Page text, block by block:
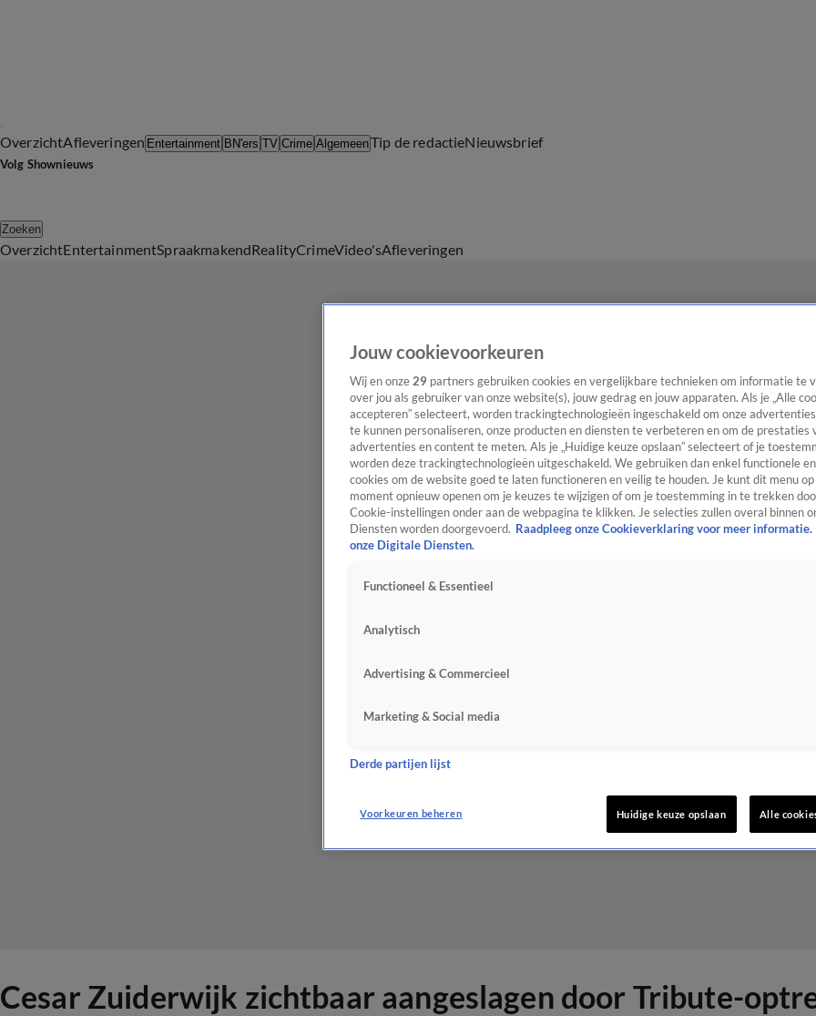
OverzichtAfleveringen Entertainment BN'ers TV Crime AlgemeenTip de redactieNieuwsbrief
Volg Shownieuws
Zoeken
OverzichtEntertainmentSpraakmakendRealityCrimeVideo'sAfleveringen
Cesar Zuiderwijk zichtbaar aangeslagen door Tribute-
Jouw cookievoorkeuren
Wij en onze 29 partners gebruiken cookies en vergelijkbare technieken om informatie te
over jou als gebruiker van onze website(s), jouw gedrag en jouw apparaten. Als je „Alle
accepteren” selecteert, worden trackingtechnologieën ingeschakeld om onze
te kunnen personaliseren, onze producten en diensten te verbeteren en om de prestaties
advertenties en content te meten. Als je „Huidige keuze opslaan” selecteert of je
worden deze trackingtechnologieën uitgeschakeld. We gebruiken dan enkel functionele
cookies om de website goed te laten functioneren en veilig te houden. Je kunt dit menu
moment opnieuw openen om je keuzes te wijzigen of om je toestemming in te trekken
Cookie-instellingen onder aan de webpagina te klikken. Je selecties zullen overal binnen
Diensten worden doorgevoerd. Raadpleeg onze Cookieverklaring voor meer informatie.
onze Digitale Diensten.
Functioneel & Essentieel
Analytisch
Advertising & Commercieel
Marketing & Social media
Derde partijen lijst
Voorkeuren beheren Huidige keuze opslaan Alle